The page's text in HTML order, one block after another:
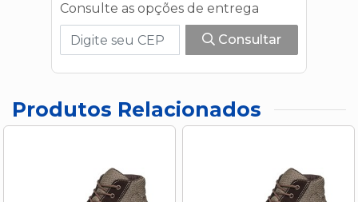
Consulte as opções de entrega
Consultar
Produtos Relacionados